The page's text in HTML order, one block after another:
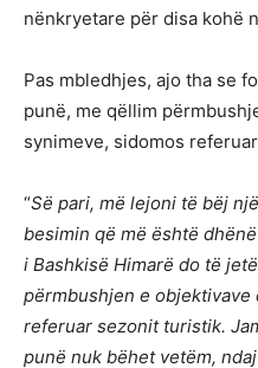
nënkryetare për disa kohë
Pas mbledhjes, ajo tha se
punë, me qëllim
synimeve, sidomos
“Së pari, më lejoni të bëj
besimin që më është
i Bashkisë Himarë do të
përmbushjen e objektivave
referuar sezonit turistik.
punë nuk bëhet vetëm,